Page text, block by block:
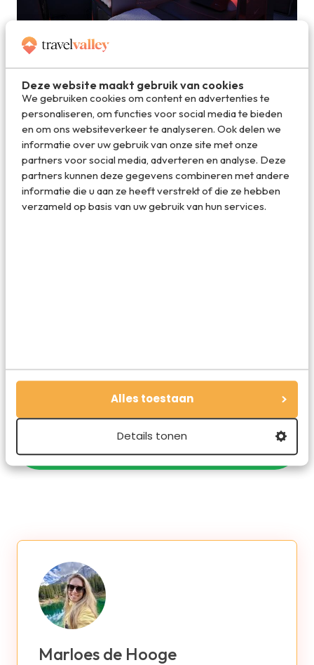
Deze website maakt gebruik van cookies
We gebruiken cookies om content en advertenties te
personaliseren, om functies voor social media te bieden
en om ons websiteverkeer te analyseren. Ook delen we
informatie over uw gebruik van onze site met onze
partners voor social media, adverteren en analyse. Deze
partners kunnen deze gegevens combineren met andere
informatie die u aan ze heeft verstrekt of die ze hebben
verzameld op basis van uw gebruik van hun services.
Alles toestaan
Details tonen
Languit slapen wordt mogelijk met deze stoelen die
kunnen
Deel via E-mail
Marloes de Hooge